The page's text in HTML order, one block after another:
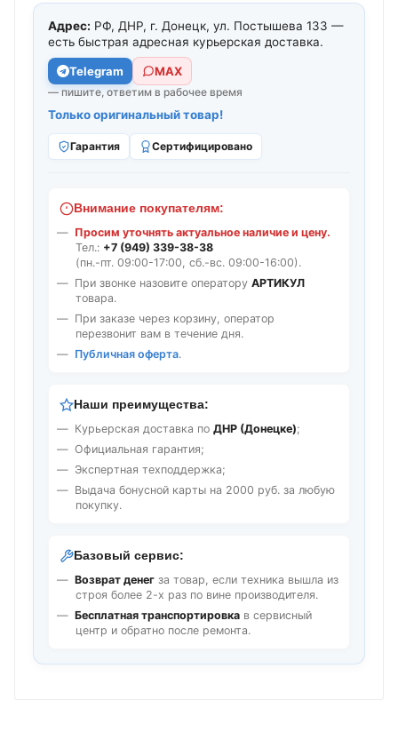
Адрес: РФ, ДНР, г. Донецк, ул. Постышева 133 —
есть быстрая адресная курьерская доставка.
Telegram МАХ
— пишите, ответим в рабочее время
Только оригинальный товар!
Гарантия Сертифицировано
Внимание покупателям:
Просим уточнять актуальное наличие и цену.
Тел.: +7 (949) 339-38-38
(пн.-пт. 09:00-17:00, сб.-вс. 09:00-16:00).
При звонке назовите оператору АРТИКУЛ
товара.
При заказе через корзину, оператор
перезвонит вам в течение дня.
Публичная оферта.
Наши преимущества:
Курьерская доставка по ДНР (Донецке);
Официальная гарантия;
Экспертная техподдержка;
Выдача бонусной карты на 2000 руб. за любую
покупку.
Базовый сервис:
Возврат денег за товар, если техника вышла из
строя более 2-х раз по вине производителя.
Бесплатная транспортировка в сервисный
центр и обратно после ремонта.